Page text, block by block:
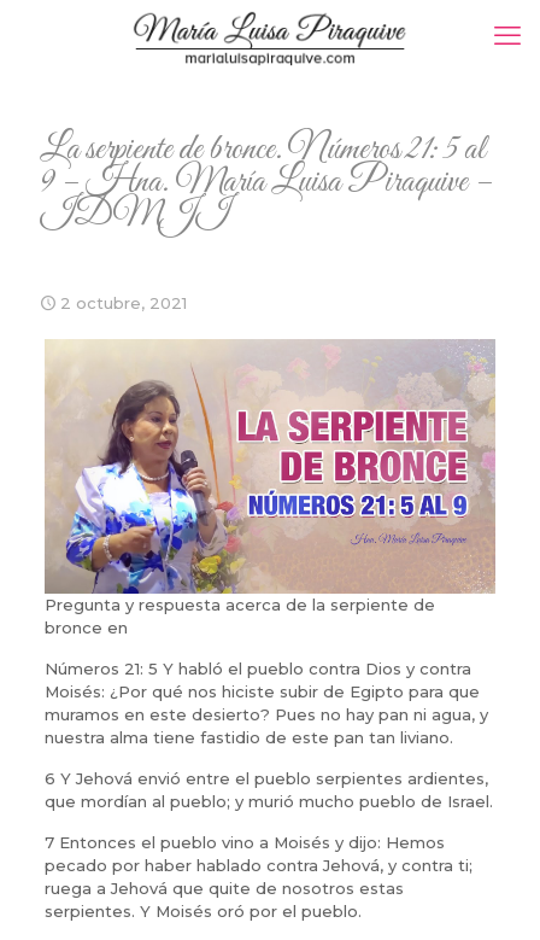
La serpiente de bronce. Números 21: 5 al
9 – Hna. María Luisa Piraquive –
IDMJI
2 octubre, 2021
Pregunta y respuesta acerca de la serpiente de
bronce en
Números 21: 5 Y habló el pueblo contra Dios y contra
Moisés: ¿Por qué nos hiciste subir de Egipto para que
muramos en este desierto? Pues no hay pan ni agua, y
nuestra alma tiene fastidio de este pan tan liviano.
6 Y Jehová envió entre el pueblo serpientes ardientes,
que mordían al pueblo; y murió mucho pueblo de Israel.
7 Entonces el pueblo vino a Moisés y dijo: Hemos
pecado por haber hablado contra Jehová, y contra ti;
ruega a Jehová que quite de nosotros estas
serpientes. Y Moisés oró por el pueblo.